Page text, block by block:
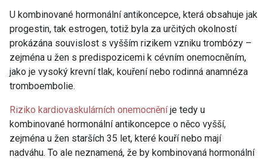
U kombinované hormonální antikoncepce, která obsahuje jak
progestin, tak estrogen, totiž byla za určitých okolností
prokázána souvislost s vyšším rizikem vzniku trombózy –
zejména u žen s predispozicemi k cévním onemocněním,
jako je vysoký krevní tlak, kouření nebo rodinná anamnéza
tromboembolie.
Riziko kardiovaskulárních onemocněníje tedy u
kombinované hormonální antikoncepce o něco vyšší,
zejména u žen starších 35 let, které kouří nebo mají
nadváhu. To ale neznamená, že by kombinovaná hormonální